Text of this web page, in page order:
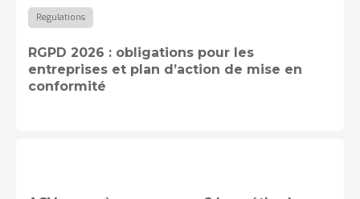
Regulations
RGPD 2026 : obligations pour les
entreprises et plan d’action de mise en
conformité